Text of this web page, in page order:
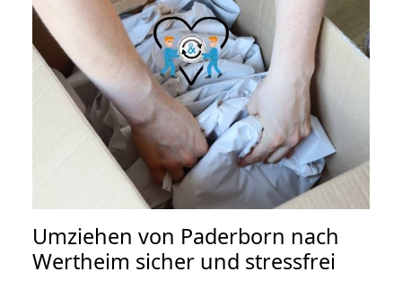
Umziehen von Paderborn nach
Wertheim sicher und stressfrei